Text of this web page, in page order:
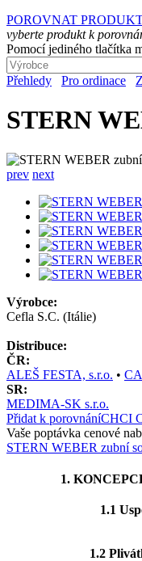
POROVNAT
vyberte produkt k
Pomocí jediného tlačítka
Přehledy Pro ordinace
STERN
prev next
Výrobce:
Cefla S.C. (Itálie)
Distribuce:
ČR:
ALEŠ FESTA, s.r.o. •
SR:
MEDIMA-SK s.r.o.
Přidat k porovnáníCHCI
Vaše poptávka cenové
STERN WEBER zubní
1.
1.1
1.2